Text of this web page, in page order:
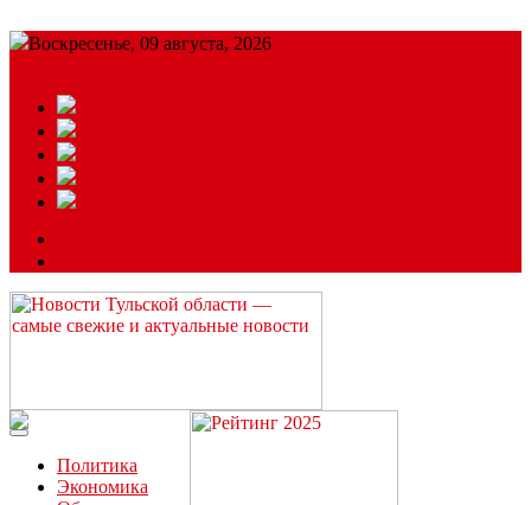
Воскресенье, 09 августа, 2026
Читайте последние новости дня в Тульской области на сайте
“ЗаНовомосковск”
Политика
Экономика